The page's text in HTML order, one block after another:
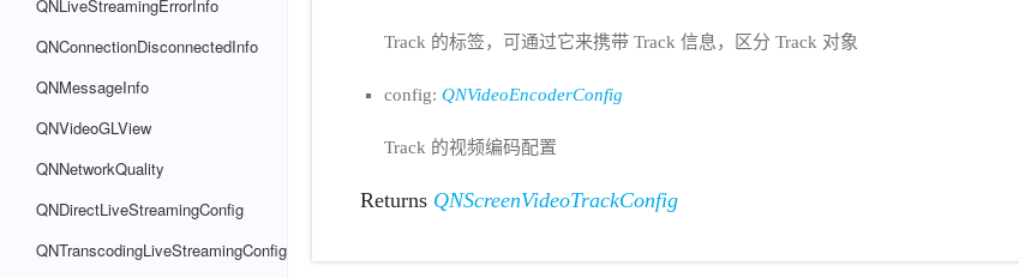
QNLiveStreamingErrorInfo
QNConnectionDisconnectedInfo
QNMessageInfo
QNVideoGLView
QNNetworkQuality
QNDirectLiveStreamingConfig
QNTranscodingLiveStreamingConfig
Track 的标签，可通过它来携带 Track 信息，区分 Track 对象
config: QNVideoEncoderConfig
Track 的视频编码配置
Returns QNScreenVideoTrackConfig